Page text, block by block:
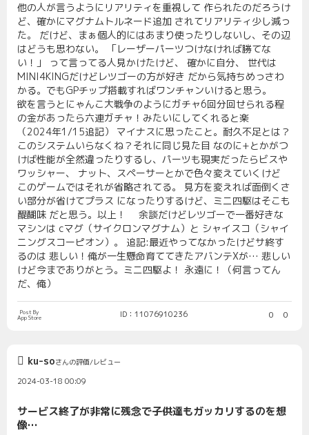
他の人が言うようにリアリティを重視して 作られたのだろうけ
ど、確かにマグナムトルネード追加 されてリアリティ少し減っ
た。 だけど、まぁ個人的にはあまり使ったりしないし、その辺
はどうも思わない。 「レーザーパーツつけなければ勝てな
い！」 って言ってる人見かけたけど、 確かに自分、 世代は
MINI4KINGだけどレツゴーの方が好き だから気持ちめっさわ
かる。でもGPチップ搭載すればワンチャンいけると思う。
欲を言うとにゃんこ大戦争のようにガチャ6回分回せられる程
の金があったら六連ガチャ！みたいにしてくれると楽
（2024年1/15追記） マイナスに思ったこと。耐久不足とは？
このシステムいらなくね？それに同じ見た目 なのに+とかがつ
けば性能が全然違ったりするし、パーツも現実だったらビスや
ワッシャー、 ナット、スペーサーとかで色々変えていくけど
このゲームではそれが省略されてる。 見方を変えれば面倒くさ
い部分が省けてプラス になったりするけど、ミニ四駆はそこも
醍醐味 だと思う。以上！ 余談だけどレツゴーで一番好きな
マシンは cマグ（サイクロンマグナム）と シャイスコ（シャイ
ニングスコーピオン）。 追記:最近やってなかったけどサ終す
るのは 悲しい！俺が一生懸命育ててきたアバンテXが… 悲しい
けど今までありがとう。ミニ四駆よ！ 永遠に！（何言ってん
だ、俺）
Post By
App Store ID：11076910236 0 0
ku-soさんの評価/レビュー
2024-03-18 00:09
サービス終了が非常に残念で子供達もガッカリするのを想
像…